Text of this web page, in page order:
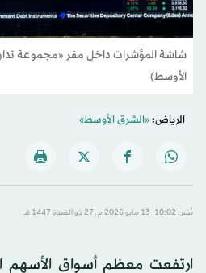
شاشة المؤشرات داخل مقر «مجموعة
الأوسط)
الرياض:«الشرق الأوسط»
نُشر: 10:02-13 مايو 2026 م ـ 27 ذو القِعدة 1447 هـ
ارتفعت معظم أسواق الأسهم